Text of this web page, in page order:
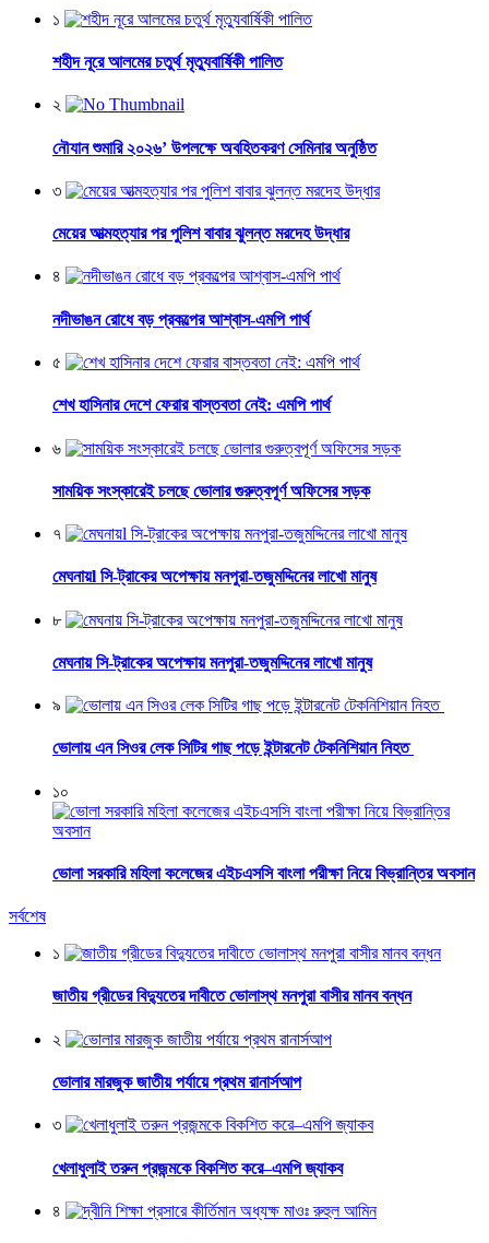
১
শহীদ নূরে আলমের চতুর্থ মৃত্যুবার্ষিকী পালিত
২
নৌযান শুমারি ২০২৬’ উপলক্ষে অবহিতকরণ সেমিনার অনুষ্ঠিত
৩
মেয়ের আত্মহত্যার পর পুলিশ বাবার ঝুলন্ত মরদেহ উদ্ধার
৪
নদীভাঙন রোধে বড় প্রকল্পের আশ্বাস-এমপি পার্থ
৫
শেখ হাসিনার দেশে ফেরার বাস্তবতা নেই: এমপি পার্থ
৬
সাময়িক সংস্কারেই চলছে ভোলার গুরুত্বপূর্ণ অফিসের সড়ক
৭
মেঘনায়l সি-ট্রাকের অপেক্ষায় মনপুরা-তজুমদ্দিনের লাখো মানুষ
৮
মেঘনায় সি-ট্রাকের অপেক্ষায় মনপুরা-তজুমদ্দিনের লাখো মানুষ
৯
ভোলায় এন সিওর লেক সিটির গাছ পড়ে ইন্টারনেট টেকনিশিয়ান নিহত
১০
ভোলা সরকারি মহিলা কলেজের এইচএসসি বাংলা পরীক্ষা নিয়ে বিভ্রান্তির অবসান
সর্বশেষ
১
জাতীয় গ্রীডের বিদ্যুতের দাবীতে ভোলাস্থ মনপুরা বাসীর মানব বন্ধন
২
ভোলার মারজুক জাতীয় পর্যায়ে প্রথম রানার্সআপ
৩
খেলাধুলাই তরুন প্রজন্মকে বিকশিত করে–এমপি জ্যাকব
৪